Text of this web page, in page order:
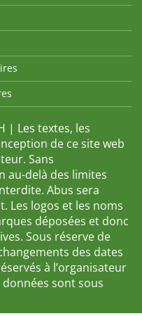
| Les textes, les
de ce site web
Sans
au-delà des limites
Abus sera
Les logos et les noms
déposées et donc
Sous réserve de
des dates
à l’organisateur
sont sous